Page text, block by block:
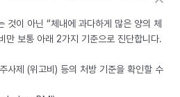
것이 아닌 “체내에 과다하게 많은 양의 체
만 보통 아래 2가지 기준으로 진단합니다.
사제 (위고비) 등의 처방 기준을 확인할 수